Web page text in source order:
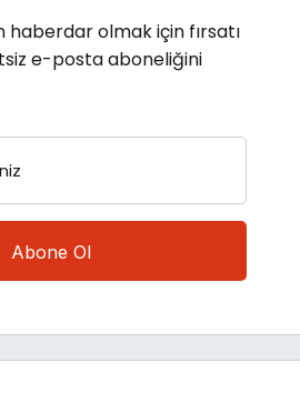
olmak için fırsatı
e-posta aboneliğini